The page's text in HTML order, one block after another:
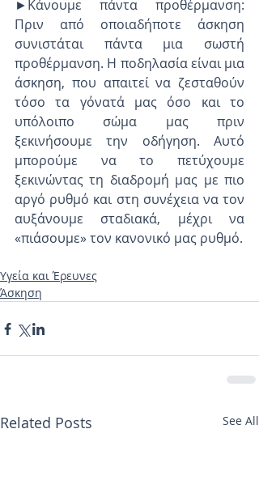
►Κάνουμε πάντα προθέρμανση:
Πριν από οποιαδήποτε άσκηση
συνιστάται πάντα μια σωστή
προθέρμανση. Η ποδηλασία είναι μια
άσκηση, που απαιτεί να ζεσταθούν
τόσο τα γόνατά μας όσο και το
υπόλοιπο σώμα μας πριν
ξεκινήσουμε την οδήγηση. Αυτό
μπορούμε να το πετύχουμε
ξεκινώντας τη διαδρομή μας με πιο
αργό ρυθμό και στη συνέχεια να τον
αυξάνουμε σταδιακά, μέχρι να
«πιάσουμε» τον κανονικό μας ρυθμό.
Υγεία και Έρευνες
Άσκηση
Related Posts See All